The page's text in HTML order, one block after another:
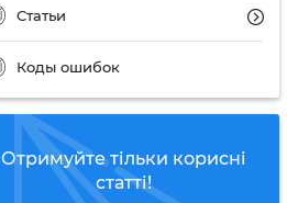
Статьи
Коды ошибок
Отримуйте тільки корисні
статті!